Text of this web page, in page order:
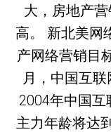
大，房地产
高。 新北美网
产网络营销目
月，中国互
2004年中国
主力年龄将达